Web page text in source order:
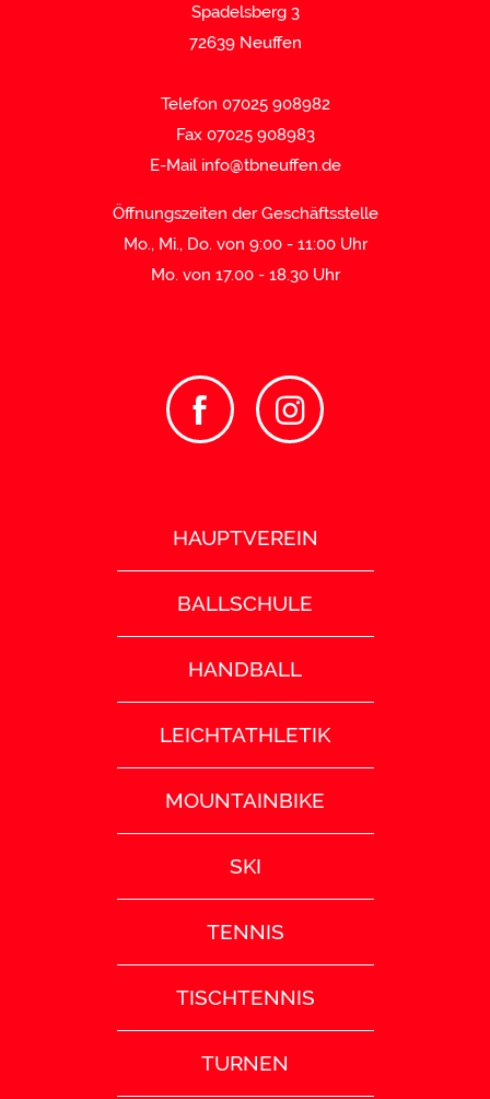
Spadelsberg 3
72639 Neuffen
Telefon 07025 908982
Fax 07025 908983
E-Mail info@tbneuffen.de
Öffnungszeiten der Geschäftsstelle
Mo., Mi., Do. von 9:00 - 11:00 Uhr
Mo. von 17.00 - 18.30 Uhr
HAUPTVEREIN
BALLSCHULE
HANDBALL
LEICHTATHLETIK
MOUNTAINBIKE
SKI
TENNIS
TISCHTENNIS
TURNEN